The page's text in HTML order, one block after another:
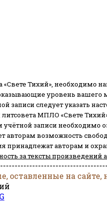
Тихий», необходимо
уровень вашего
записи следует указать
МПЛО «Свете
учётной записи
авторам возможность
принадлежат авторам и
за тексты произведений
оставленные на